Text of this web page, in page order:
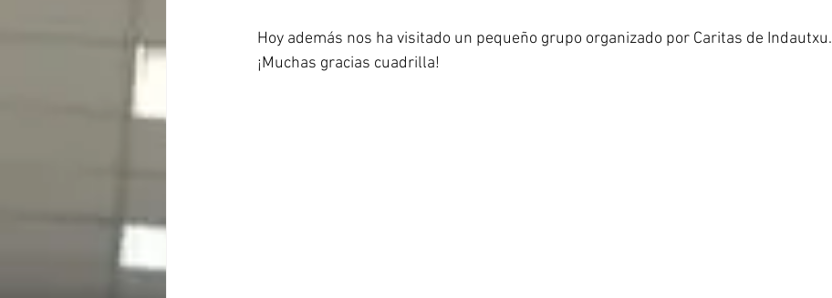
Hoy además nos ha visitado un pequeño grupo organizado por Caritas de Indautxu.
¡Muchas gracias cuadrilla!